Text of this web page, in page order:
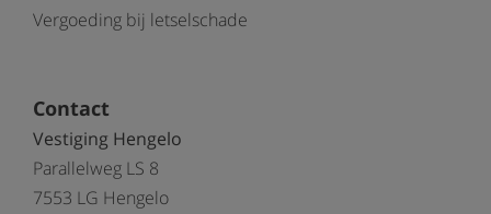
Vergoeding bij letselschade
Contact
Vestiging Hengelo
Parallelweg LS 8
7553 LG Hengelo